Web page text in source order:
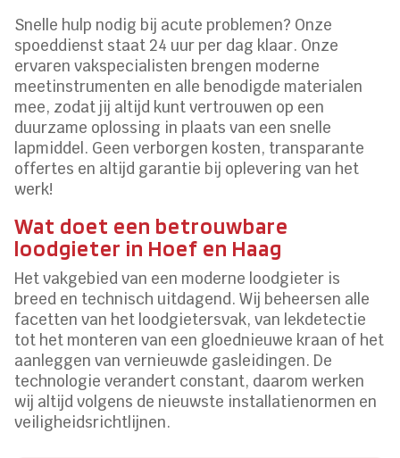
Snelle hulp nodig bij acute problemen? Onze
spoeddienst staat 24 uur per dag klaar. Onze
ervaren vakspecialisten brengen moderne
meetinstrumenten en alle benodigde materialen
mee, zodat jij altijd kunt vertrouwen op een
duurzame oplossing in plaats van een snelle
lapmiddel. Geen verborgen kosten, transparante
offertes en altijd garantie bij oplevering van het
werk!
Wat doet een betrouwbare
loodgieter in Hoef en Haag
Het vakgebied van een moderne loodgieter is
breed en technisch uitdagend. Wij beheersen alle
facetten van het loodgietersvak, van lekdetectie
tot het monteren van een gloednieuwe kraan of het
aanleggen van vernieuwde gasleidingen. De
technologie verandert constant, daarom werken
wij altijd volgens de nieuwste installatienormen en
veiligheidsrichtlijnen.